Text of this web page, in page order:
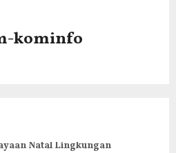
kominfo
Natal Lingkungan